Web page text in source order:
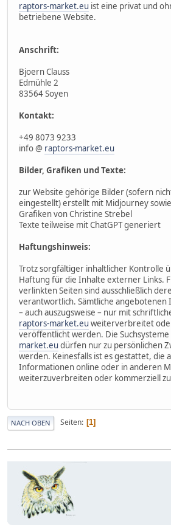
raptors-market.eu ist eine privat und
betriebene Website.
Anschrift:
Bjoern Clauss
Edmühle 2
83564 Soyen
Kontakt:
+49 8073 9233
info @ raptors-market.eu
Bilder, Grafiken und Texte:
zur Website gehörige Bilder (sofern
eingestellt) erstellt mit Midjourney
Grafiken von Christine Strebel
Texte teilweise mit ChatGPT generiert
Haftungshinweis:
Trotz sorgfältiger inhaltlicher Kontrolle
Haftung für die Inhalte externer Links.
verlinkten Seiten sind ausschließlich
verantwortlich. Sämtliche
– auch auszugsweise – nur mit
raptors-market.eu weiterverbreitet
veröffentlicht werden. Die Suchsysteme
market.eu dürfen nur zu persönlichen
werden. Keinesfalls ist es gestattet, die
Informationen online oder in anderen
weiterzuverbreiten oder kommerziell
NACH OBEN Seiten 1